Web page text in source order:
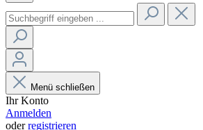
Menü schließen
Ihr Konto
Anmelden
oderregistrieren